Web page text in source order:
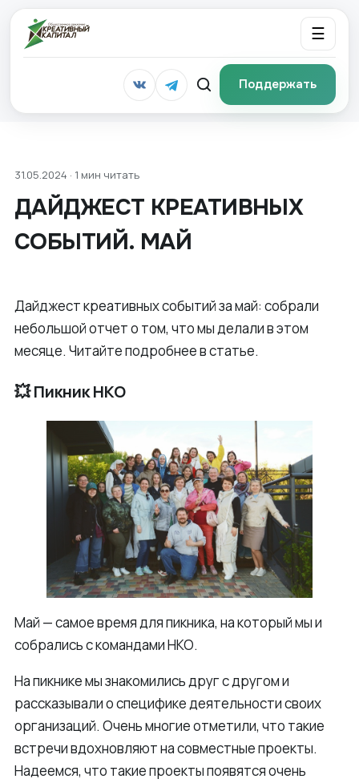
☰
Поддержать
31.05.2024 · 1 мин читать
ДАЙДЖЕСТ КРЕАТИВНЫХ
СОБЫТИЙ. МАЙ
Дайджест креативных событий за май: собрали
небольшой отчет о том, что мы делали в этом
месяце. Читайте подробнее в статье.
💥 Пикник НКО
Май — самое время для пикника, на который мы и
собрались с командами НКО.
На пикнике мы знакомились друг с другом и
рассказывали о специфике деятельности своих
организаций. Очень многие отметили, что такие
встречи вдохновляют на совместные проекты.
Надеемся, что такие проекты появятся очень